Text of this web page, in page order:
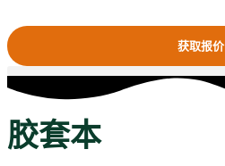
获取报价
胶套本